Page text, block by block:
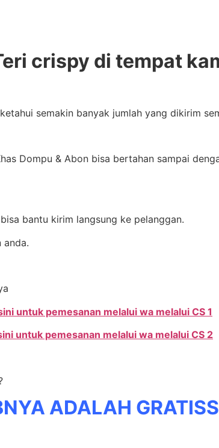
crispy di tempat
semakin banyak jumlah yang dikirim
Dompu & Abon bisa bertahan sampai
bantu kirim langsung ke pelanggan.
anda.
untuk pemesanan melalui wa melalui CS 1
untuk pemesanan melalui wa melalui CS 2
ADALAH